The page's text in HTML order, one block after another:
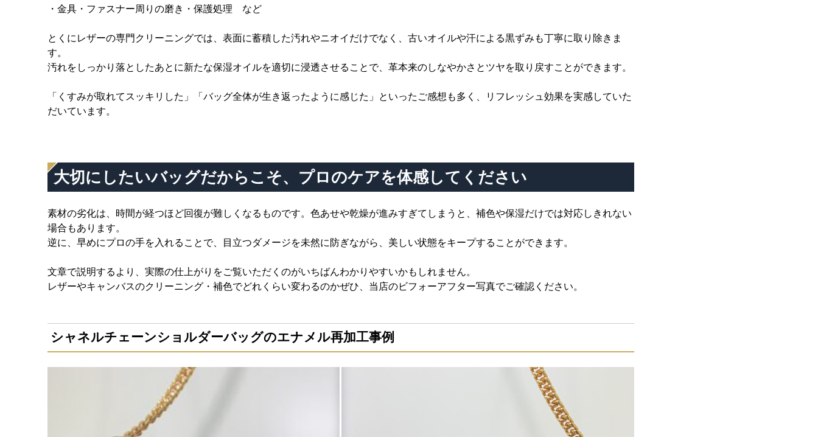
・金具・ファスナー周りの磨き・保護処理 など
とくにレザーの専門クリーニングでは、表面に蓄積した汚れやニオイだけでなく、古いオイルや汗による黒ずみも丁寧に取り除きま
す。
汚れをしっかり落としたあとに新たな保湿オイルを適切に浸透させることで、革本来のしなやかさとツヤを取り戻すことができます。
「くすみが取れてスッキリした」「バッグ全体が生き返ったように感じた」といったご感想も多く、リフレッシュ効果を実感していた
だいています。
大切にしたいバッグだからこそ、プロのケアを体感してください
素材の劣化は、時間が経つほど回復が難しくなるものです。色あせや乾燥が進みすぎてしまうと、補色や保湿だけでは対応しきれない
場合もあります。
逆に、早めにプロの手を入れることで、目立つダメージを未然に防ぎながら、美しい状態をキープすることができます。
文章で説明するより、実際の仕上がりをご覧いただくのがいちばんわかりやすいかもしれません。
レザーやキャンバスのクリーニング・補色でどれくらい変わるのかぜひ、当店のビフォーアフター写真でご確認ください。
シャネルチェーンショルダーバッグのエナメル再加工事例